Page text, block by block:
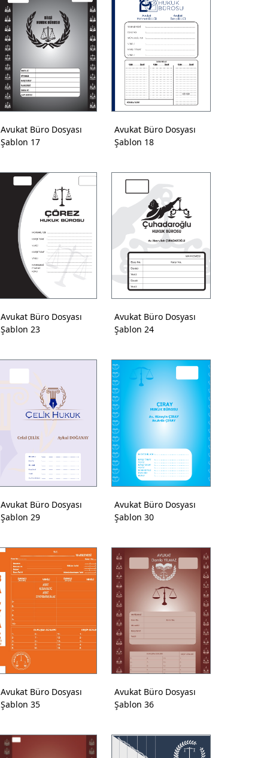
Avukat Büro Dosyası
Şablon 17
Avukat Büro Dosyası
Şablon 18
Avukat Büro Dosyası
Şablon 23
Avukat Büro Dosyası
Şablon 24
Avukat Büro Dosyası
Şablon 29
Avukat Büro Dosyası
Şablon 30
Avukat Büro Dosyası
Şablon 35
Avukat Büro Dosyası
Şablon 36